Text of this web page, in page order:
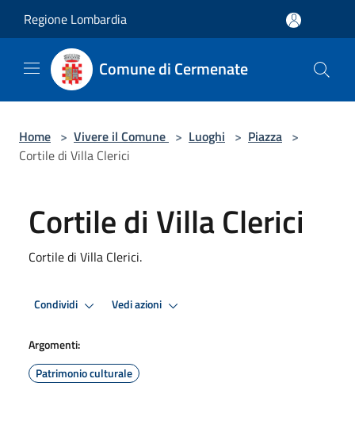
Regione Lombardia
Comune di Cermenate
Home > Vivere il Comune > Luoghi > Piazza >
Cortile di Villa Clerici
Cortile di Villa Clerici
Cortile di Villa Clerici.
Condividi Vedi azioni
Argomenti:
Patrimonio culturale